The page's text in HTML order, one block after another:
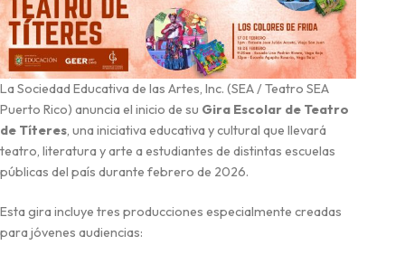
La Sociedad Educativa de las Artes, Inc. (SEA / Teatro SEA
Puerto Rico) anuncia el inicio de su Gira Escolar de Teatro
de Títeres, una iniciativa educativa y cultural que llevará
teatro, literatura y arte a estudiantes de distintas escuelas
públicas del país durante febrero de 2026.
Esta gira incluye tres producciones especialmente creadas
para jóvenes audiencias: